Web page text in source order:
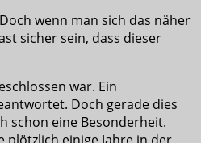
wenn man sich das näher
sicher sein, dass dieser
war. Ein
Doch gerade dies
schon eine Besonderheit.